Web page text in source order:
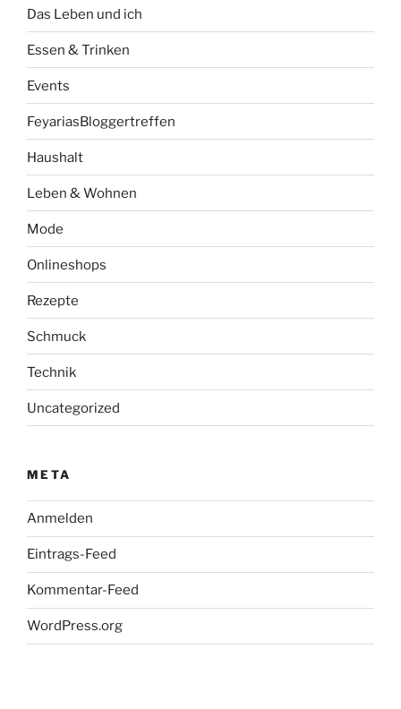
Das Leben und ich
Essen & Trinken
Events
FeyariasBloggertreffen
Haushalt
Leben & Wohnen
Mode
Onlineshops
Rezepte
Schmuck
Technik
Uncategorized
META
Anmelden
Eintrags-Feed
Kommentar-Feed
WordPress.org